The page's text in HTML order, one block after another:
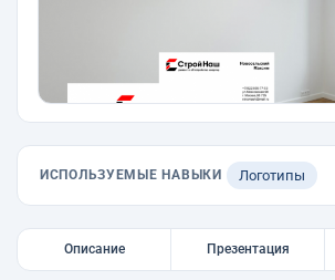
ИСПОЛЬЗУЕМЫЕ НАВЫКИ Логотипы
Описание Презентация